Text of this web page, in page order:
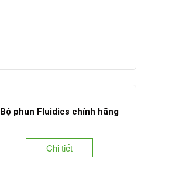
Bộ phun Fluidics chính hãng
Chi tiết